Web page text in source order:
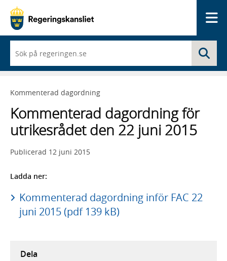
du
börjar
skriva
framträder
lista
med
sökförslag
Kommenterad dagordning
Kommenterad dagordning för
utrikesrådet den 22 juni 2015
Publicerad 12 juni 2015
Ladda ner:
Kommenterad dagordning inför FAC 22
juni 2015 (pdf 139 kB)
Dela